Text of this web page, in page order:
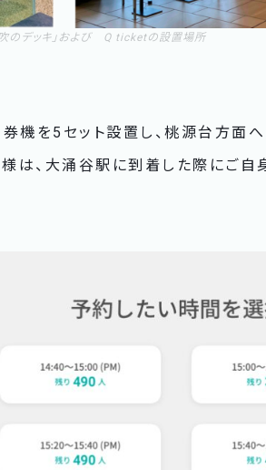
吹のデッキ」および Q ticketの設置場所
を5セット設置し、桃源台方面へ
は、大涌谷駅に到着した際にご自